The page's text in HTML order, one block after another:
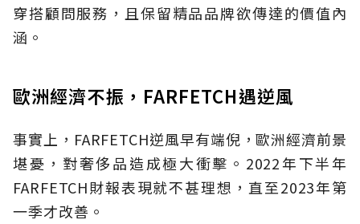
穿搭顧問服務，且保留精品品牌欲傳達的價值內
涵。
歐洲經濟不振，FARFETCH遇逆風
事實上，FARFETCH逆風早有端倪，歐洲經濟前景
堪憂，對奢侈品造成極大衝擊。2022年下半年
FARFETCH財報表現就不甚理想，直至2023年第
一季才改善。